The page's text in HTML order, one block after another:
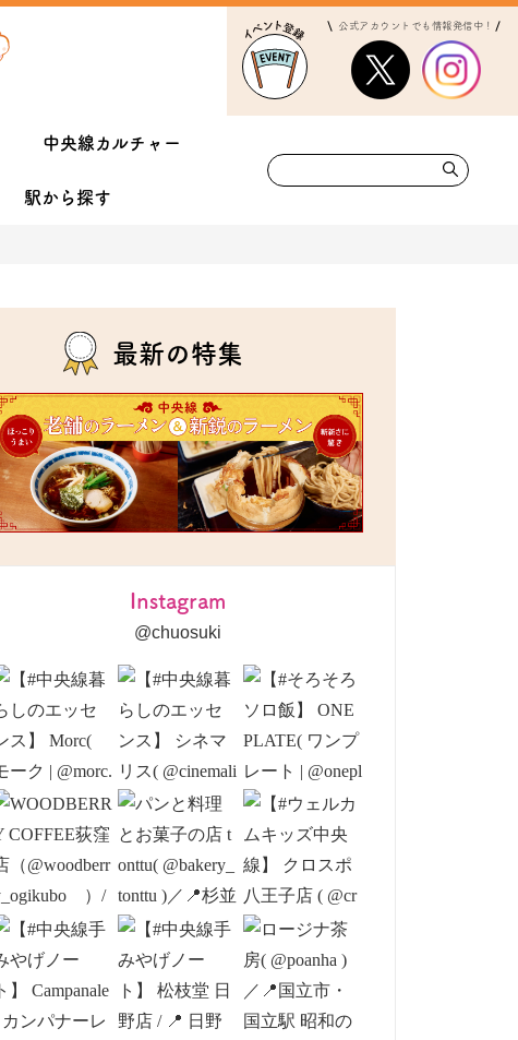
公式アカウントでも情報発信中！
中央線カルチャー
駅から探す
最新の特集
Instagram
@chuosuki